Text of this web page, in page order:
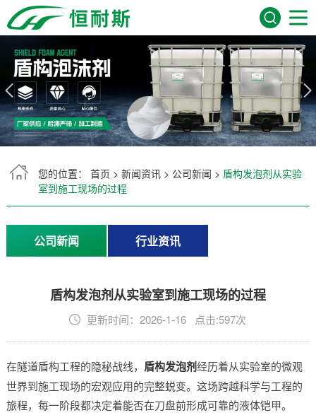
网站首页
关于我们
产品展示
服务领域
新闻资讯
常见问题
您的位置： 首页 > 新闻资讯> 公司新闻 > 盾构发泡剂从实验
室到施工现场的过程
公司新闻 行业资讯
盾构发泡剂从实验室到施工现场的过程
更新时间：2026-1-16 点击:597次
在隧道盾构工程的隐秘战线， 盾构发泡剂经历着从实验室的微观
世界到施工现场的宏观应用的完整蜕变。这场跨越科学与工程的
旅程，每一阶段都决定着能否在刀盘前形成可靠的液体铠甲。